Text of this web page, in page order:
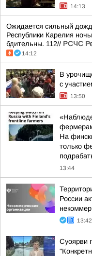
14:13
Ожидается сильный
Республики Карелия
бдительны. 112// РСЧС
14:12
В
с
13:50
На
только
13:44
России
13:42
Суоярви